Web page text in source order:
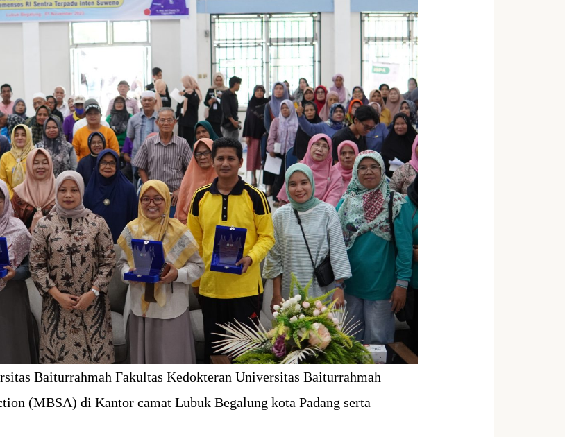
Baiturrahmah Fakultas Kedokteran Universitas Baiturrahmah
(MBSA) di Kantor camat Lubuk Begalung kota Padang serta